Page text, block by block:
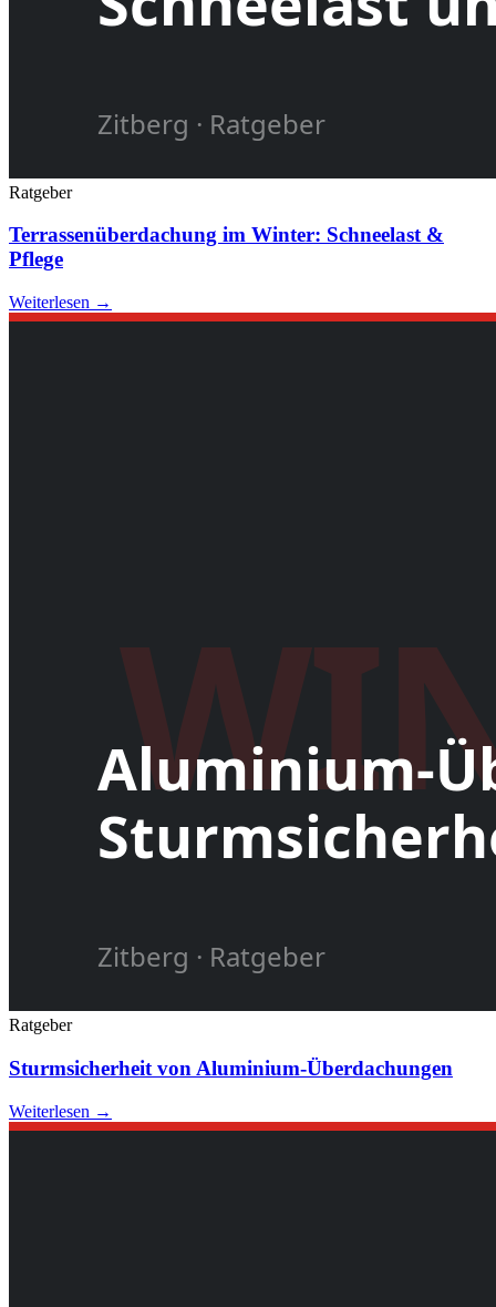
Ratgeber
Terrassenüberdachung im Winter: Schneelast &
Pflege
Weiterlesen →
Ratgeber
Sturmsicherheit von Aluminium-Überdachungen
Weiterlesen →